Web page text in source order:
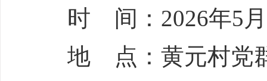
时 间：2026年5
地 点：黄元村党